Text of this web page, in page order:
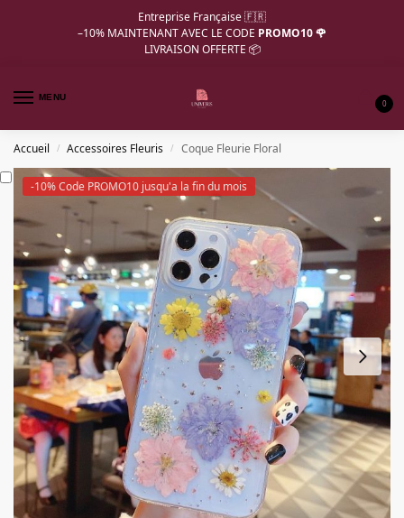
Entreprise Française 🇫🇷
–10% MAINTENANT AVEC LE CODE PROMO10 🌹
LIVRAISON OFFERTE 📦
MENU
0
Accueil / Accessoires Fleuris / Coque Fleurie Floral
-10% Code PROMO10 jusqu'a la fin du mois